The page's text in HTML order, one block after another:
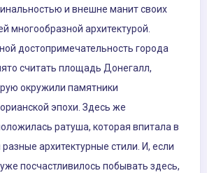
и внешне манит своих
многообразной архитектурой.
достопримечательность города
считать площадь Донегалл,
окружили памятники
эпохи. Здесь же
ратуша, которая впитала в
разные архитектурные стили. И, если
посчастливилось побывать здесь,